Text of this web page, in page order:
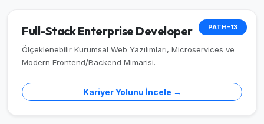
PATH-13
Full-Stack Enterprise Developer
Ölçeklenebilir Kurumsal Web Yazılımları, Microservices ve
Modern Frontend/Backend Mimarisi.
Kariyer Yolunu İncele →